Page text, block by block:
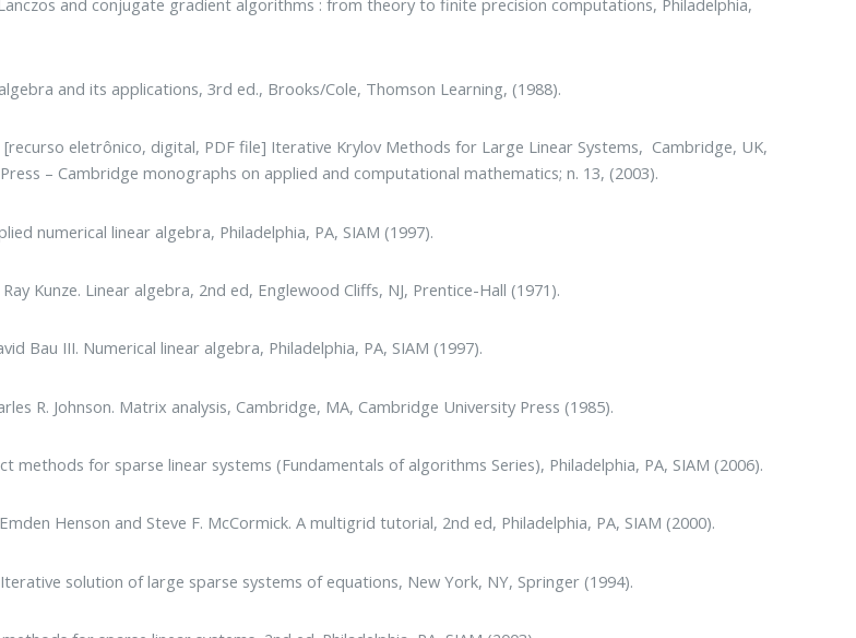
and its applications, 3rd ed., Brooks/Cole, Thomson Learning, (1988).
[recurso eletrônico, digital, PDF file] Iterative Krylov Methods for Large Linear Systems, Cambridge, UK,
– Cambridge monographs on applied and computational mathematics; n. 13, (2003).
numerical linear algebra, Philadelphia, PA, SIAM (1997).
Kunze. Linear algebra, 2nd ed, Englewood Cliffs, NJ, Prentice-Hall (1971).
Bau III. Numerical linear algebra, Philadelphia, PA, SIAM (1997).
R. Johnson. Matrix analysis, Cambridge, MA, Cambridge University Press (1985).
methods for sparse linear systems (Fundamentals of algorithms Series), Philadelphia, PA, SIAM (2006).
Henson and Steve F. McCormick. A multigrid tutorial, 2nd ed, Philadelphia, PA, SIAM (2000).
solution of large sparse systems of equations, New York, NY, Springer (1994).